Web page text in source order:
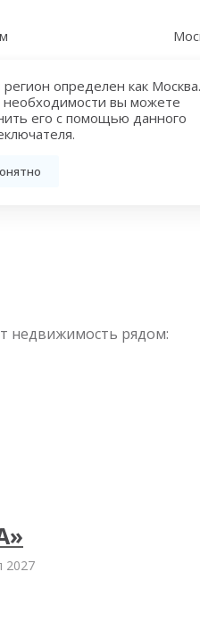
определен как Москва.
вы можете
его с помощью данного
у метро Кузнецкий Мост
недвижимость рядом:
2027